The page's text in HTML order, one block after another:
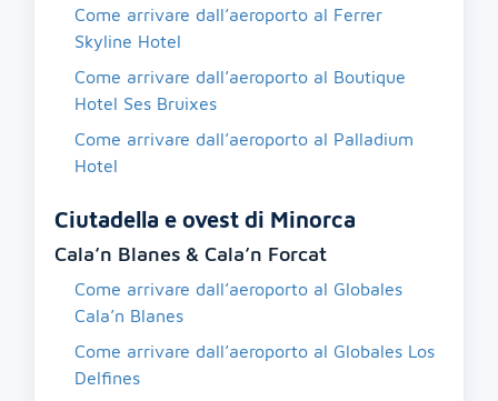
Come arrivare dall’aeroporto al Ferrer
Skyline Hotel
Come arrivare dall’aeroporto al Boutique
Hotel Ses Bruixes
Come arrivare dall’aeroporto al Palladium
Hotel
Ciutadella e ovest di Minorca
Cala’n Blanes & Cala’n Forcat
Come arrivare dall’aeroporto al Globales
Cala’n Blanes
Come arrivare dall’aeroporto al Globales Los
Delfines